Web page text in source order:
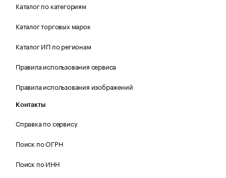
Каталог по категориям
Каталог торговых марок
Каталог ИП по регионам
Правила использования сервиса
Правила использования изображений
Контакты
Справка по сервису
Поиск по ОГРН
Поиск по ИНН